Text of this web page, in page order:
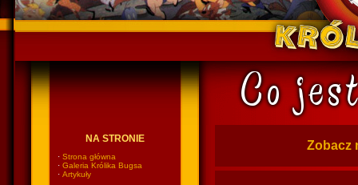
NA STRONIE
· Strona główna
· Galeria Królika Bugsa
· Artykuły
Zobacz